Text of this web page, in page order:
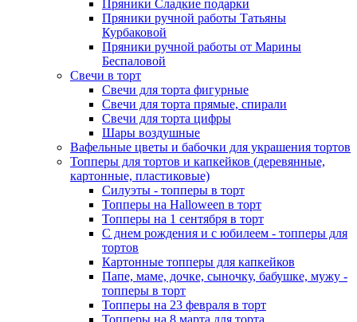
Пряники Сладкие подарки
Пряники ручной работы Татьяны
Курбаковой
Пряники ручной работы от Марины
Беспаловой
Свечи в торт
Свечи для торта фигурные
Свечи для торта прямые, спирали
Свечи для торта цифры
Шары воздушные
Вафельные цветы и бабочки для украшения тортов
Топперы для тортов и капкейков (деревянные,
картонные, пластиковые)
Силуэты - топперы в торт
Топперы на Halloween в торт
Топперы на 1 сентября в торт
С днем рождения и с юбилеем - топперы для
тортов
Картонные топперы для капкейков
Папе, маме, дочке, сыночку, бабушке, мужу -
топперы в торт
Топперы на 23 февраля в торт
Топперы на 8 марта для торта